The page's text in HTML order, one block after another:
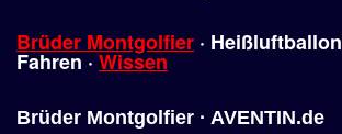
Brüder Montgolfier · Heißluftballon
Fahren ·Wissen
Brüder Montgolfier · AVENTIN.de